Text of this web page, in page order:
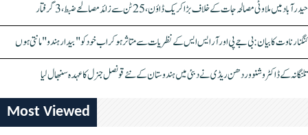
حیدرآباد میں ملاوٹی مصالحہ جات کے خلاف بڑا کریک ڈاؤن، 25 ٹن سے زائد مصالحے ضبط، 3 گرفتار
کنگنا رناوت کا بیان: بی جے پی اور آر ایس ایس کے نظریات سے متاثر ہو کر اب خود کو "بیدار ہندو" مانتی ہوں
تلنگانہ کے ڈاکٹر وشنو وردھن ریڈی نے دبئی میں ہندوستان کے نئے قونصل جنرل کا عہدہ سنبھال لیا
Most Viewed